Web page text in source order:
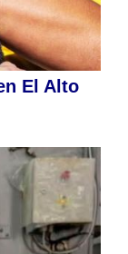
El Alto